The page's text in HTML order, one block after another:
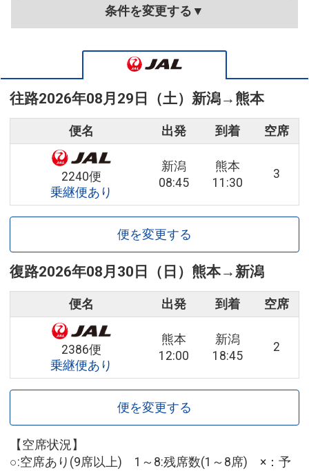
条件を変更する▼
往路2026年08月29日（土） 新潟→ 熊本
便名 出発 到着 空席
2240便
乗継便あり
新潟
08:45
熊本
11:30
3
便を変更する
復路2026年08月30日（日） 熊本→新潟
便名 出発 到着 空席
2386便
乗継便あり
熊本
12:00
新潟
18:45
2
便を変更する
【空席状況】
○:空席あり(9席以上) 1～8:残席数(1～8席) ×：予